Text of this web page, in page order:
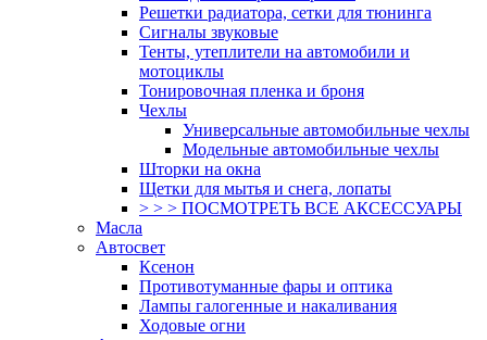
Решетки радиатора, сетки для тюнинга
Сигналы звуковые
Тенты, утеплители на автомобили и
мотоциклы
Тонировочная пленка и броня
Чехлы
Универсальные автомобильные чехлы
Модельные автомобильные чехлы
Шторки на окна
Щетки для мытья и снега, лопаты
> > > ПОСМОТРЕТЬ ВСЕ АКСЕССУАРЫ
Масла
Автосвет
Ксенон
Противотуманные фары и оптика
Лампы галогенные и накаливания
Ходовые огни